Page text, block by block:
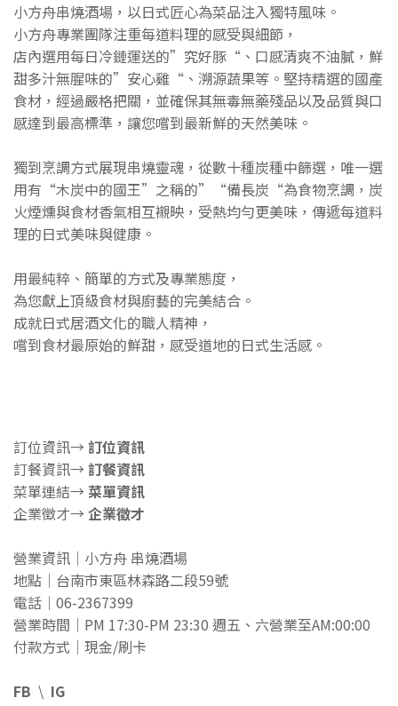
小方舟串燒酒場，以日式匠心為菜品注入獨特風味。
小方舟專業團隊注重每道料理的感受與細節，
店內選用每日冷鏈運送的”究好豚“、口感清爽不油膩，鮮
甜多汁無腥味的”安心雞“、溯源蔬果等。堅持精選的國產
食材，經過嚴格把關，並確保其無毒無藥殘品以及品質與口
感達到最高標準，讓您嚐到最新鮮的天然美味。
獨到烹調方式展現串燒靈魂，從數十種炭種中篩選，唯一選
用有“木炭中的國王”之稱的”“備長炭“為食物烹調，炭
火煙燻與食材香氣相互襯映，受熱均勻更美味，傳遞每道料
理的日式美味與健康。
用最純粹、簡單的方式及專業態度，
為您獻上頂級食材與廚藝的完美結合。
成就日式居酒文化的職人精神，
嚐到食材最原始的鮮甜，感受道地的日式生活感。
訂位資訊→ 訂位資訊
訂餐資訊→ 訂餐資訊
菜單連結→ 菜單資訊
企業徵才→ 企業徵才
營業資訊｜小方舟 串燒酒場
地點｜台南市東區林森路二段59號
電話｜06-2367399
營業時間｜PM 17:30-PM 23:30 週五、六營業至AM:00:00
付款方式｜現金/刷卡
FB \ IG